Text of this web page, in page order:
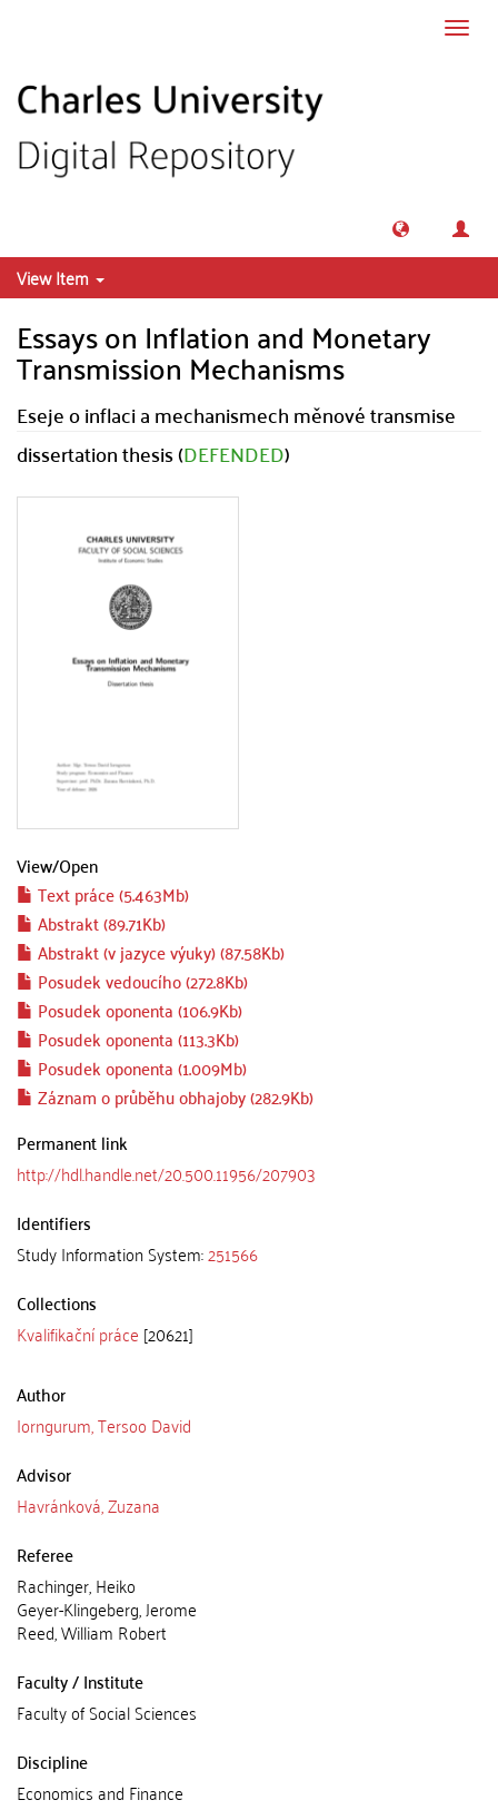
View Item
Essays on Inflation and Monetary
Transmission Mechanisms
Eseje o inflaci a mechanismech měnové transmise
dissertation thesis (DEFENDED)
View/Open
Text práce (5.463Mb)
Abstrakt (89.71Kb)
Abstrakt (v jazyce výuky) (87.58Kb)
Posudek vedoucího (272.8Kb)
Posudek oponenta (106.9Kb)
Posudek oponenta (113.3Kb)
Posudek oponenta (1.009Mb)
Záznam o průběhu obhajoby (282.9Kb)
Permanent link
http://hdl.handle.net/20.500.11956/207903
Identifiers
Study Information System:251566
Collections
Kvalifikační práce [20621]
Author
Iorngurum, Tersoo David
Advisor
Havránková, Zuzana
Referee
Rachinger, Heiko
Geyer-Klingeberg, Jerome
Reed, William Robert
Faculty / Institute
Faculty of Social Sciences
Discipline
Economics and Finance